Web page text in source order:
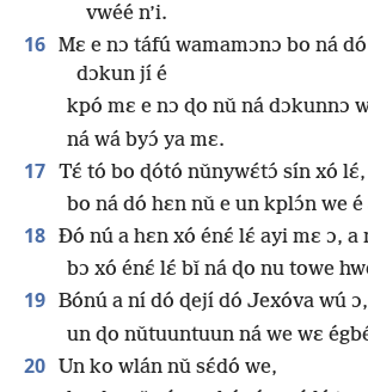
vwéé n’i.
16 Mɛ e nɔ táfú wamamɔnɔ bo ná
dɔkun jí é
kpó mɛ e nɔ ɖo nǔ ná dɔkunnɔ
ná wá byɔ́ ya mɛ.
17 Tɛ́ tó bo ɖótó nǔnywɛ́tɔ́ sín xó lɛ́,
bo ná dó hɛn nǔ e un kplɔ́n we é
18 Ðó nú a hɛn xó énɛ́ lɛ́ ayi mɛ ɔ, a
bɔ xó énɛ́ lɛ́ bǐ ná ɖo nu towe
19 Bónú a ní dó ɖejí dó Jexóva wú ɔ,
un ɖo nǔtuuntuun ná we wɛ
20 Un ko wlán nǔ sɛ́dó we,